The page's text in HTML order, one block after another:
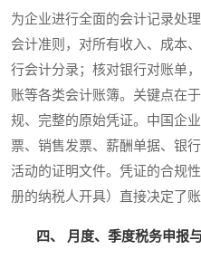
为企业进行全面的会计记录处
会计准则，对所有收入、成本
行会计分录；核对银行对账单
账等各类会计账簿。关键点在
规、完整的原始凭证。中国企
票、销售发票、薪酬单据、银
活动的证明文件。凭证的合规
册的纳税人开具）直接决定了
四、 月度、季度税务申报